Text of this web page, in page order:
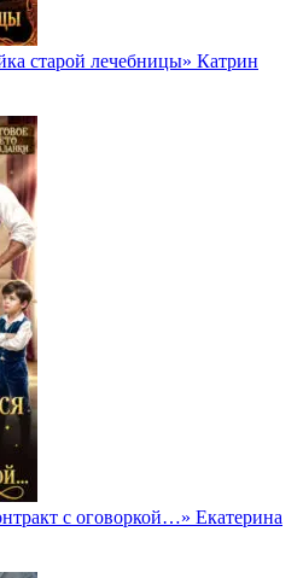
старой лечебницы» Катрин
с оговоркой…» Екатерина